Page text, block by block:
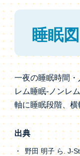
睡眠
一夜の睡眠時間
レム睡眠-ノンレ
軸に睡眠段階、
出典
野田 明子 ら. J-